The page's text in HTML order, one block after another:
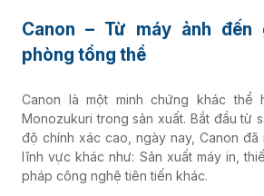
Canon – Từ máy ảnh đến
phòng tổng thể
Canon là một minh chứng khác thể
Monozukuri trong sản xuất. Bắt đầu từ
độ chính xác cao, ngày nay, Canon đã
lĩnh vực khác như: Sản xuất máy in,
pháp công nghệ tiên tiến khác.